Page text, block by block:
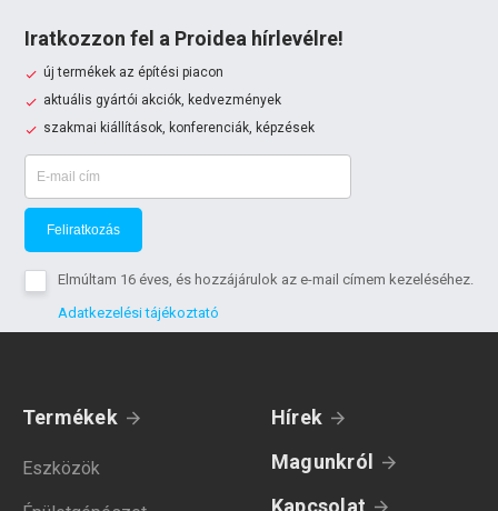
Iratkozzon fel a Proidea hírlevélre!
új termékek az építési piacon
aktuális gyártói akciók, kedvezmények
szakmai kiállítások, konferenciák, képzések
Feliratkozás
Elmúltam 16 éves, és hozzájárulok az e-mail címem kezeléséhez.
Adatkezelési tájékoztató
Termékek
Eszközök
Hírek
Magunkról
Kapcsolat